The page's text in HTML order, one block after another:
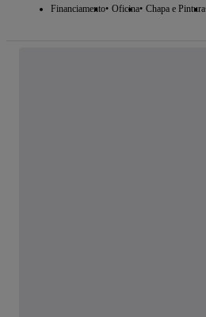
Financiamento Oficina Chapa e Pintura